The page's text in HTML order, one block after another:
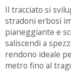
Il tracciato si
stradoni erbosi
pianeggiante e
saliscendi a
rendono ideale
metro fino al